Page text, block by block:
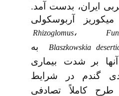
ایران، بدست آمد.
آربوسکولی
Rhizoglomus
Blaszkowskia
به
آن­ها بر
شدت بیماری
گندم
در
شرایط
طرح کاملاً تصادفی